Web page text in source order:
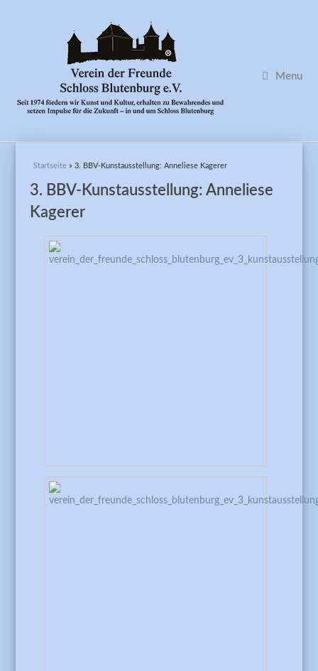
Menu
Sie sind hier
Startseite » 3. BBV-Kunstausstellung: Anneliese Kagerer
3. BBV-Kunstausstellung: Anneliese
Kagerer